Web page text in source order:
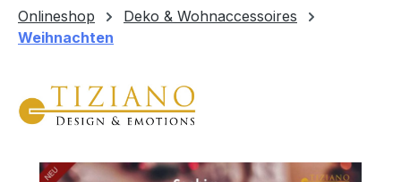
Onlineshop
Deko & Wohnaccessoires
Weihnachten
Bildergalerie überspringen